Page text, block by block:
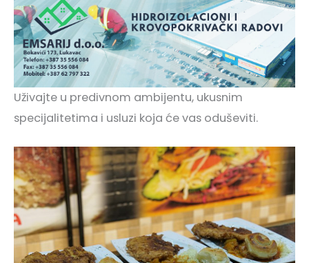
Uživajte u predivnom ambijentu, ukusnim
specijalitetima i usluzi koja će vas oduševiti.